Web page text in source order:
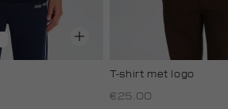
T-shirt met logo
€25.00